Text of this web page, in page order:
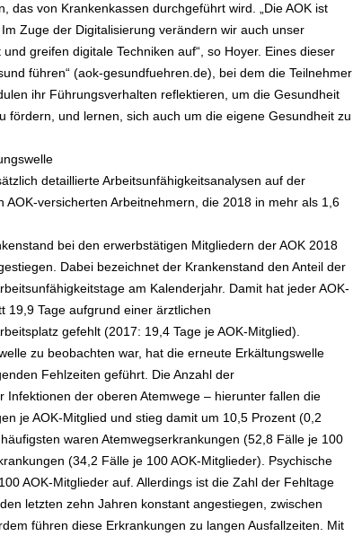
das von Krankenkassen durchgeführt wird. „Die AOK ist
Zuge der Digitalisierung verändern wir auch unser
greifen digitale Techniken auf“, so Hoyer. Eines dieser
führen“ (aok-gesundfuehren.de), bei dem die Teilnehmer
ihr Führungsverhalten reflektieren, um die Gesundheit
fördern, und lernen, sich auch um die eigene Gesundheit zu
detaillierte Arbeitsunfähigkeitsanalysen auf der
versicherten Arbeitnehmern, die 2018 in mehr als 1,6
bei den erwerbstätigen Mitgliedern der AOK 2018
Dabei bezeichnet der Krankenstand den Anteil der
am Kalenderjahr. Damit hat jeder AOK-
19,9 Tage aufgrund einer ärztlichen
gefehlt (2017: 19,4 Tage je AOK-Mitglied).
zu beobachten war, hat die erneute Erkältungswelle
Fehlzeiten geführt. Die Anzahl der
der oberen Atemwege – hierunter fallen die
je AOK-Mitglied und stieg damit um 10,5 Prozent (0,2
waren Atemwegserkrankungen (52,8 Fälle je 100
(34,2 Fälle je 100 AOK-Mitglieder). Psychische
AOK-Mitglieder auf. Allerdings ist die Zahl der Fehltage
letzten zehn Jahren konstant angestiegen, zwischen
führen diese Erkrankungen zu langen Ausfallzeiten. Mit